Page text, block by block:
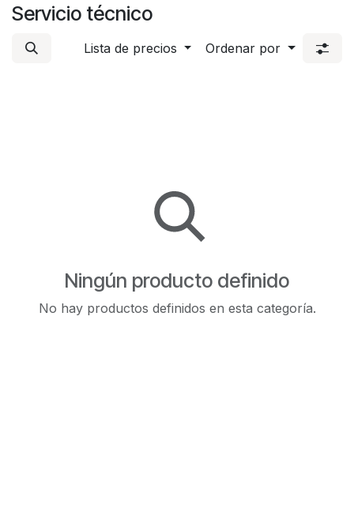
Servicio técnico
Lista de precios Ordenar por
Ningún producto definido
No hay productos definidos en esta categoría.